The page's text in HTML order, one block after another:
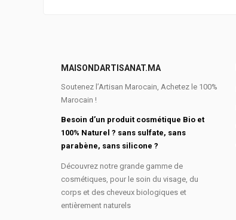
MAISONDARTISANAT.MA
Soutenez l’Artisan Marocain, Achetez le 100%
Marocain !
Besoin d’un produit cosmétique Bio et
100% Naturel ? sans sulfate, sans
parabène, sans silicone ?
Découvrez notre grande gamme de
cosmétiques, pour le soin du visage, du
corps et des cheveux biologiques et
entièrement naturels